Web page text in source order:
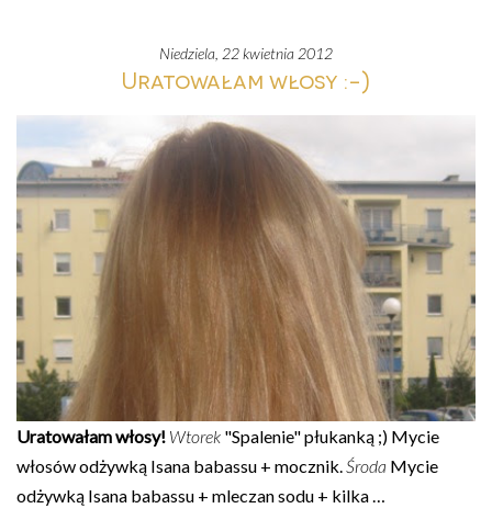
niedziela, 22 kwietnia 2012
Uratowałam włosy :-)
Uratowałam włosy! Wtorek "Spalenie" płukanką ;) Mycie
włosów odżywką Isana babassu + mocznik.Środa Mycie
odżywką Isana babassu + mleczan sodu + kilka …